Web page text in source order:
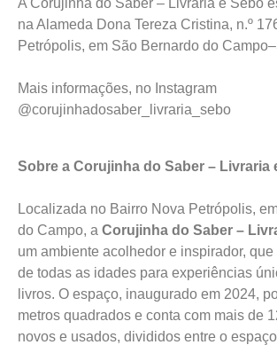
A Corujinha do Saber – Livraria e Sebo
na Alameda Dona Tereza Cristina, n.º
Petrópolis, em São Bernardo do
Mais informações, no Instagram
@corujinhadosaber_livraria_sebo
Sobre a Corujinha do Saber – Livraria
Localizada no Bairro Nova Petrópolis,
do Campo, a Corujinha do Saber –
um ambiente acolhedor e inspirador,
de todas as idades para experiências
livros. O espaço, inaugurado em 2024,
metros quadrados e conta com mais de
novos e usados, divididos entre o